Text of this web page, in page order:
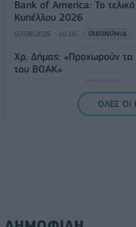
Bank of America: Το
Κυπέλλου 2026
07/08/2026 - 10:16 ΟΙΚΟΝΟΜΙΑ
Χρ. Δήμας: «Προχωρούν τα
του ΒΟΑΚ»
ΟΛΕΣ ΟΙ